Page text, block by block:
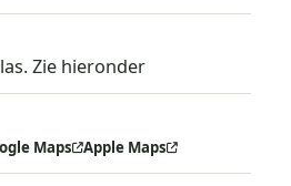
Zie hieronder
Maps Apple Maps